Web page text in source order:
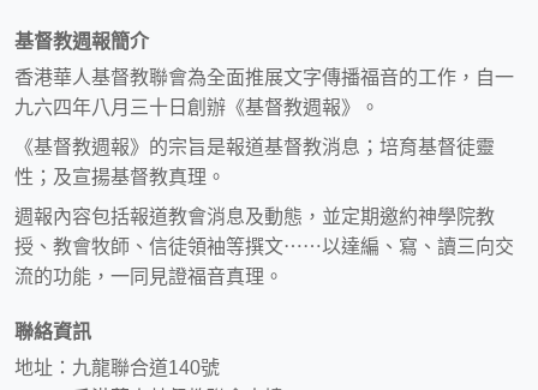
基督教週報簡介
香港華人基督教聯會為全面推展文字傳播福音的工作，自一
九六四年八月三十日創辦《基督教週報》。
《基督教週報》的宗旨是報道基督教消息；培育基督徒靈
性；及宣揚基督教真理。
週報內容包括報道教會消息及動態，並定期邀約神學院教
授、教會牧師、信徒領袖等撰文⋯⋯以達編、寫、讀三向交
流的功能，一同見證福音真理。
聯絡資訊
地址：九龍聯合道140號